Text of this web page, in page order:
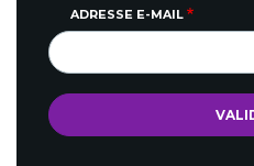
ADRESSE E-MAIL